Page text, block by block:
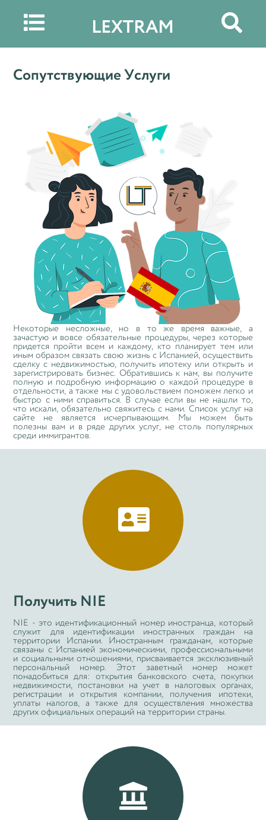
 LEXTRAM 
Сопутствующие Услуги
Некоторые несложные, но в то же время важные, а
зачастую и вовсе обязательные процедуры, через которые
придется пройти всем и каждому, кто планирует тем или
иным образом связать свою жизнь с Испанией, осуществить
сделку с недвижимостью, получить ипотеку или открыть и
зарегистрировать бизнес. Обратившись к нам, вы получите
полную и подробную информацию о каждой процедуре в
отдельности, а также мы с удовольствием поможем легко и
быстро с ними справиться. В случае если вы не нашли то,
что искали, обязательно свяжитесь с нами. Список услуг на
сайте не является исчерпывающим. Мы можем быть
полезны вам и в ряде других услуг, не столь популярных
среди иммигрантов.

Получить NIE
NIE - это идентификационный номер иностранца, который
служит для идентификации иностранных граждан на
территории Испании. Иностранным гражданам, которые
связаны с Испанией экономическими, профессиональными
и социальными отношениями, присваивается эксклюзивный
персональный номер. Этот заветный номер может
понадобиться для: открытия банковского счета, покупки
недвижимости, постановки на учет в налоговых органах,
регистрации и открытия компании, получения ипотеки,
уплаты налогов, а также для осуществления множества
других официальных операций на территории страны.
